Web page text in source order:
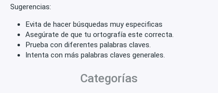
Sugerencias:
Evita de hacer búsquedas muy especificas
Asegúrate de que tu ortografía este correcta.
Prueba con diferentes palabras claves.
Intenta con más palabras claves generales.
Categorías